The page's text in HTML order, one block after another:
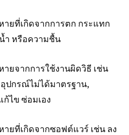
ายที่เกิดจากการตก กระแทก
ำ หรือความชื้น
ายจากการใช้งานผิดวิธี เช่น
ปกรณ์ไม่ได้มาตรฐาน,
ไข ซ่อมเอง
ายที่เกิดจากซอฟต์แวร์ เช่น ลง